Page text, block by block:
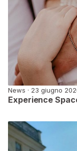
News · 23 giugno
Experience